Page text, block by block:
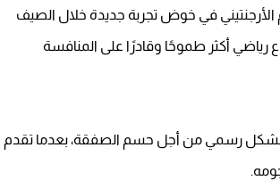
الأرجنتيني في خوض تجربة جديدة خلال الصيف
رياضي أكثر طموحًا وقادرًا على المنافسة
بشكل رسمي من أجل حسم الصفقة، بعدما تقدم